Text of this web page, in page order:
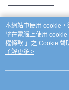
熱門標籤
本網站中使用 cookie
望在電腦上使用
權條款 」之 Cookie 聲
用條款之 Cookie 聲明
了解更多 >